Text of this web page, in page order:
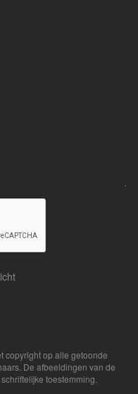
copyright op alle getoonde
De afbeeldingen van de
toestemming.